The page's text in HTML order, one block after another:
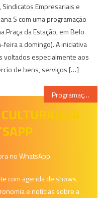
Sindicatos Empresariais e
S com uma programação
da Estação, em Belo
a domingo). A iniciativa
voltados especialmente aos
de bens, serviços […]
Programação Associada
no WhatsApp.
com agenda de shows,
e notícias sobre a